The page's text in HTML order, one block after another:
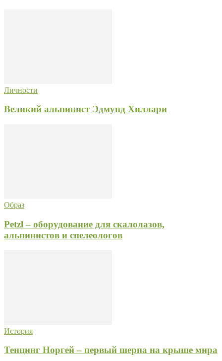
Личности
Великий альпинист Эдмунд Хиллари
Образ
Petzl – оборудование для скалолазов,
альпинистов и спелеологов
История
Тенцинг Норгей – первый шерпа на крыше мира